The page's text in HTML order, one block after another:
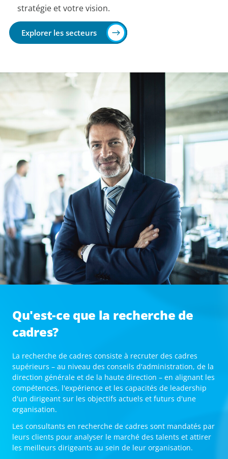
stratégie et votre vision.
Explorer les secteurs
Qu'est-ce que la recherche de
cadres?
La recherche de cadres consiste à recruter des cadres
supérieurs – au niveau des conseils d'administration, de la
direction générale et de la haute direction – en alignant les
compétences, l'expérience et les capacités de leadership
d'un dirigeant sur les objectifs actuels et futurs d'une
organisation.
Les consultants en recherche de cadres sont mandatés par
leurs clients pour analyser le marché des talents et attirer
les meilleurs dirigeants au sein de leur organisation.